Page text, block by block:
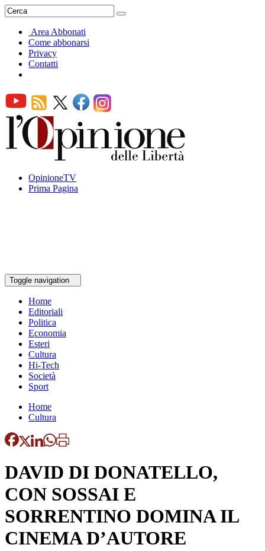
Area Abbonati
Come abbonarsi
Privacy
Contatti
OpinioneTV
Prima Pagina
Toggle navigation
Home
Editoriali
Politica
Economia
Esteri
Cultura
Hi-Tech
Società
Sport
Home
Cultura
DAVID DI DONATELLO,
CON SOSSAI E
SORRENTINO DOMINA IL
CINEMA D’AUTORE